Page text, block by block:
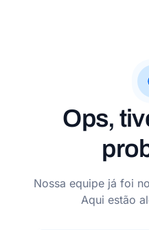
Ops,
Nossa equipe já foi
Aqui estão